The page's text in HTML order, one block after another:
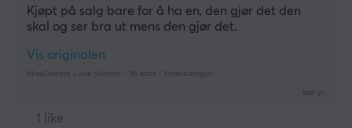
Kjøpt på salg bare for å ha en, den gjør det den
skal og ser bra ut mens den gjør det.
Vis originalen
MaxCustom Lube Station - 36 slots - Smørestasjon
last yr.
1 like